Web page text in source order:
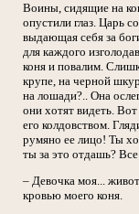
Воины, сидящие на
опустили глаз. Царь
выдающая себя за
для каждого
коня и повалим.
крупе, на черной
на лошади?.. Она
они хотят видеть.
его колдовством.
румяно ее лицо! Ты
ты за это отдашь?
– Девочка моя...
кровью моего коня.